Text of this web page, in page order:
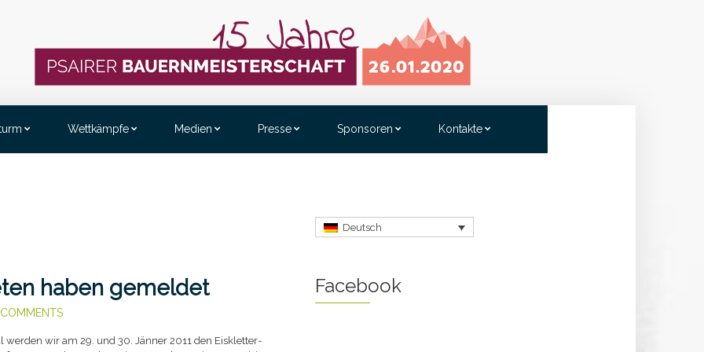
Wettkämpfe Medien Presse Sponsoren Kontakte
haben gemeldet
werden wir am 29. und 30. Jänner 2011 den Eiskletter-
Deutsch
Facebook